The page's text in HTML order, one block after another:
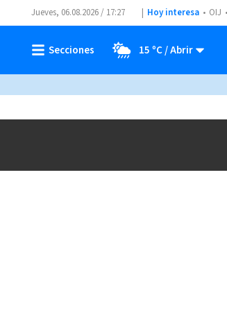
Jueves, 06.08.2026 / 17:27 Hoy interesa OIJ
15 ºC